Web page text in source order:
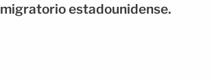
migratorio estadounidense.